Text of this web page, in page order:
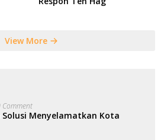
View More
Comment
Solusi Menyelamatkan Kota